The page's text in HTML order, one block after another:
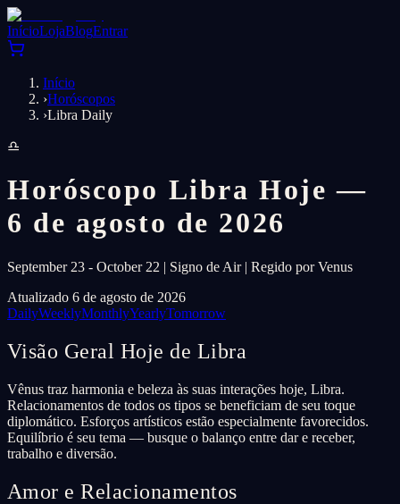
InícioLojaBlogEntrar
Início
›Horóscopos
›Libra Daily
♎
Horóscopo Libra Hoje —
6 de agosto de 2026
September 23 - October 22 | Signo de Air | Regido por Venus
Atualizado 6 de agosto de 2026
DailyWeeklyMonthlyYearlyTomorrow
Visão Geral Hoje de Libra
Vênus traz harmonia e beleza às suas interações hoje, Libra.
Relacionamentos de todos os tipos se beneficiam de seu toque
diplomático. Esforços artísticos estão especialmente favorecidos.
Equilíbrio é seu tema — busque o balanço entre dar e receber,
trabalho e diversão.
Amor e Relacionamentos